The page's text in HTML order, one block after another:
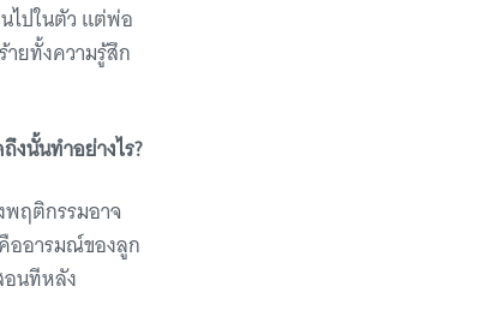
ไปในตัว แต่พ่อ
ยทั้งความรู้สึก
นั้นทำอย่างไร?
พฤติกรรมอาจ
ออารมณ์ของลูก
อนทีหลัง